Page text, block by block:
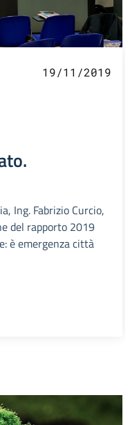
19/11/2019
Ing. Fabrizio Curcio,
del rapporto 2019
è emergenza città